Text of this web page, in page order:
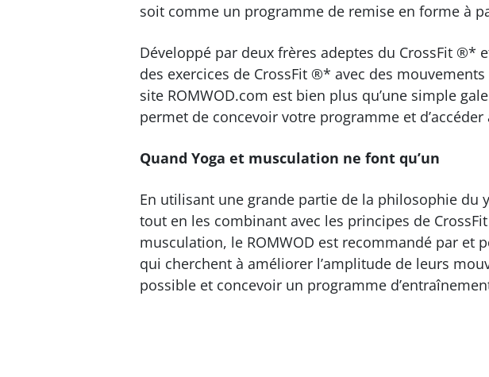
soit comme un programme de remise en forme à
Développé par deux frères adeptes du CrossFit ®*
des exercices de CrossFit ®* avec des
site ROMWOD.com est bien plus qu’une simple
permet de concevoir votre programme et
Quand Yoga et musculation ne font qu’un
En utilisant une grande partie de la philosophie du
tout en les combinant avec les principes de
musculation, le ROMWOD est recommandé par et
qui cherchent à améliorer l’amplitude de leurs
possible et concevoir un programme